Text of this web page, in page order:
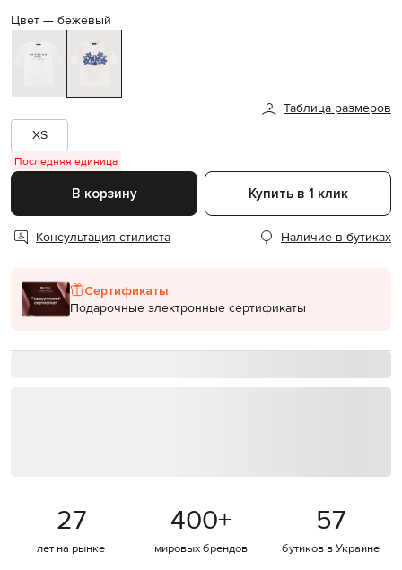
Цвет — бежевый
Таблица размеров
XS
Последняя единица
В корзину Купить в 1 клик
Консультация стилиста Наличие в бутиках
Сертификаты
Подарочные электронные сертификаты
27
лет на рынке
400+
мировых брендов
57
бутиков в Украине